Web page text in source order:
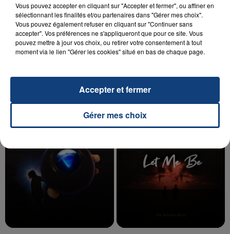
20 juillet 2026
UNE ADOLESCENTE DEVANT SE FAIRE
OPÉRER DE LA CHEVILLE RESSORT DE LA...
TITRES DIFFUSÉS
Vous pouvez accepter en cliquant sur "Accepter et fermer", ou affiner en
sélectionnant les finalités et/ou partenaires dans "Gérer mes choix".
Vous pouvez également refuser en cliquant sur "Continuer sans
accepter". Vos préférences ne s'appliqueront que pour ce site. Vous
pouvez mettre à jour vos choix, ou retirer votre consentement à tout
moment via le lien "Gérer les cookies" situé en bas de chaque page.
Gérer mes choix
Accepter et fermer